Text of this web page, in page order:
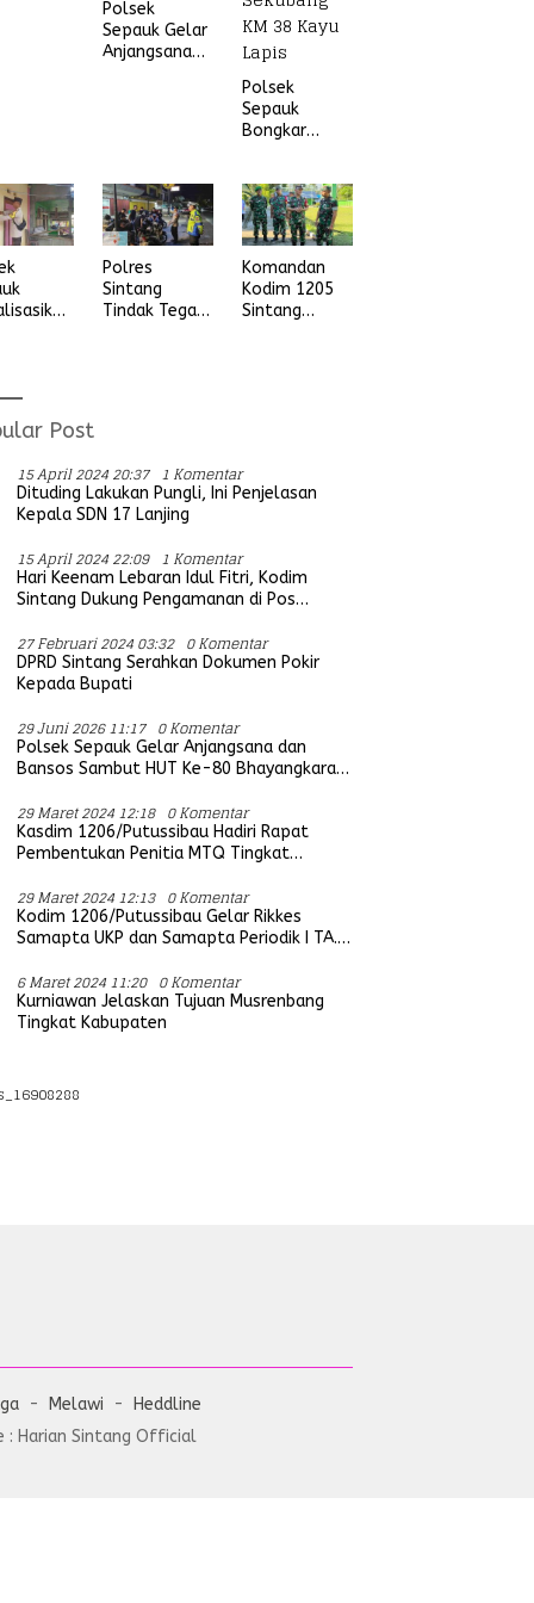
Polsek
Sepauk Gelar
Anjangsana
Polsek
Sepauk
Bongkar
dusun Lepung
Beruang Desa
Sekubang KM
38 Kayu Lapis
Desa
Ria
Polres
Sintang
Tindak Tegas
Umum
Komandan
Kodim 1205
Sintang
Koramil
Post
15 April 2024 20:37 1 Komentar
Dituding Lakukan Pungli, Ini Penjelasan
Kepala SDN 17 Lanjing
15 April 2024 22:09 1 Komentar
Hari Keenam Lebaran Idul Fitri, Kodim
Sintang Dukung Pengamanan di Pos
27 Februari 2024 03:32 0 Komentar
DPRD Sintang Serahkan Dokumen Pokir
Kepada Bupati
29 Juni 2026 11:17 0 Komentar
Polsek Sepauk Gelar Anjangsana dan
Bansos Sambut HUT Ke-80 Bhayangkara
29 Maret 2024 12:18 0 Komentar
Kasdim 1206/Putussibau Hadiri Rapat
Pembentukan Penitia MTQ Tingkat
29 Maret 2024 12:13 0 Komentar
Kodim 1206/Putussibau Gelar Rikkes
Samapta UKP dan Samapta Periodik I TA.
6 Maret 2024 11:20 0 Komentar
Kurniawan Jelaskan Tujuan Musrenbang
Tingkat Kabupaten
Melawi
Heddline
: Harian Sintang Official